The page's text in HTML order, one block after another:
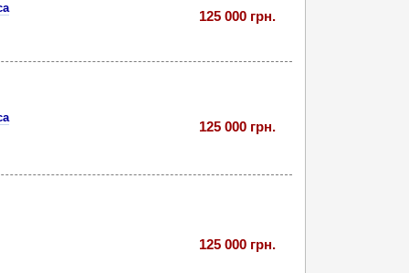
125 000 грн.
125 000 грн.
125 000 грн.